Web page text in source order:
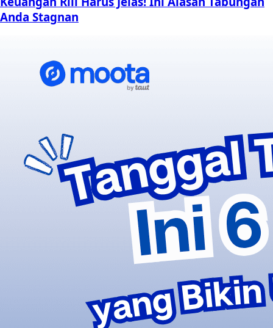
Anda Stagnan